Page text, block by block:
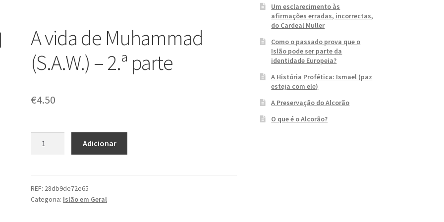
A vida de Muhammad
(S.A.W.) – 2.ª parte
€4.50
de
Muhammad
Adicionar
REF: 28db9de72e65
Categoria: Islão em Geral
Um esclarecimento às
afirmações erradas, incorrectas,
do Cardeal Muller
Como o passado prova que o
Islão pode ser parte da
identidade Europeia?
A História Profética: Ismael (paz
esteja com ele)
A Preservação do Alcorão
O que é o Alcorão?